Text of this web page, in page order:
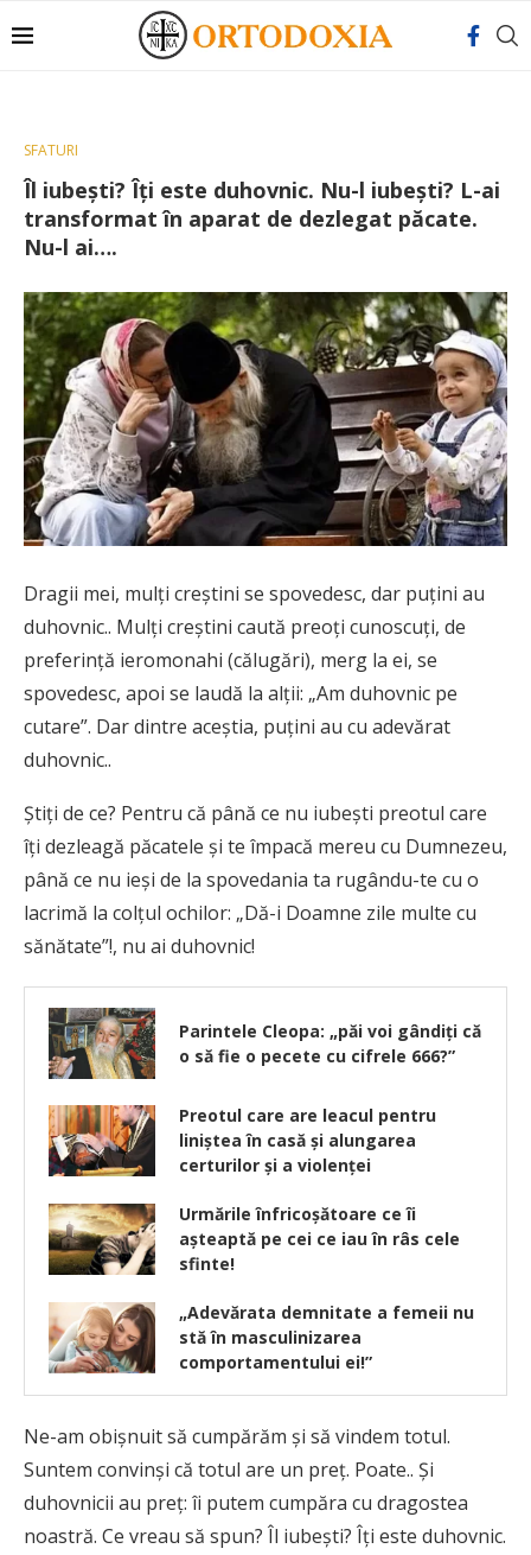
SFATURI
Îl iubești? Îți este duhovnic. Nu-l iubești? L-ai
transformat în aparat de dezlegat păcate.
Nu-l ai….
Dragii mei, mulți creștini se spovedesc, dar puțini au
duhovnic.. Mulți creștini caută preoți cunoscuți, de
preferință ieromonahi (călugări), merg la ei, se
spovedesc, apoi se laudă la alții: „Am duhovnic pe
cutare”. Dar dintre aceștia, puțini au cu adevărat
duhovnic..
Știți de ce? Pentru că până ce nu iubești preotul care
îți dezleagă păcatele și te împacă mereu cu Dumnezeu,
până ce nu ieși de la spovedania ta rugându-te cu o
lacrimă la colțul ochilor: „Dă-i Doamne zile multe cu
sănătate”!, nu ai duhovnic!
Parintele Cleopa: „păi voi gândiţi că
o să fie o pecete cu cifrele 666?”
Preotul care are leacul pentru
liniştea în casă şi alungarea
certurilor şi a violenţei
Urmările înfricoșătoare ce îi
așteaptă pe cei ce iau în râs cele
sfinte!
„Adevărata demnitate a femeii nu
stă în masculinizarea
comportamentului ei!”
Ne-am obișnuit să cumpărăm și să vindem totul.
Suntem convinși că totul are un preț. Poate.. Și
duhovnicii au preț: îi putem cumpăra cu dragostea
noastră. Ce vreau să spun? Îl iubești? Îți este duhovnic.